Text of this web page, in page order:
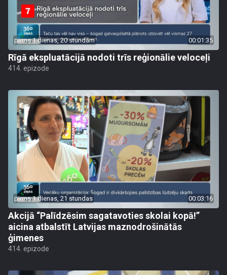
pirms 1 dienas, 20 stundām 00:01:35
Rīgā ekspluatācijā nodoti trīs reģionālie veloceļi
414. epizode
pirms 1 dienas, 21 stundas 00:03:16
Akcijā “Palīdzēsim sagatavoties skolai kopā!”
aicina atbalstīt Latvijas maznodrošinātās
ģimenes
414. epizode